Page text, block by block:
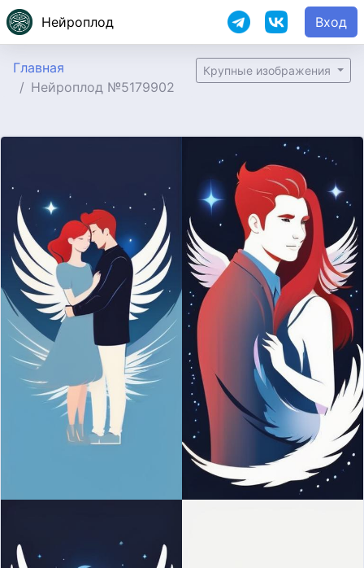
Нейроплод Вход
Главная
Нейроплод №5179902
Крупные изображения